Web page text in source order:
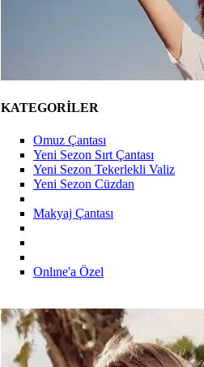
KATEGORİLER
Omuz Çantası
Yeni Sezon Sırt Çantası
Yeni Sezon Tekerlekli Valiz
Yeni Sezon Cüzdan
Makyaj Çantası
Onlıne'a Özel